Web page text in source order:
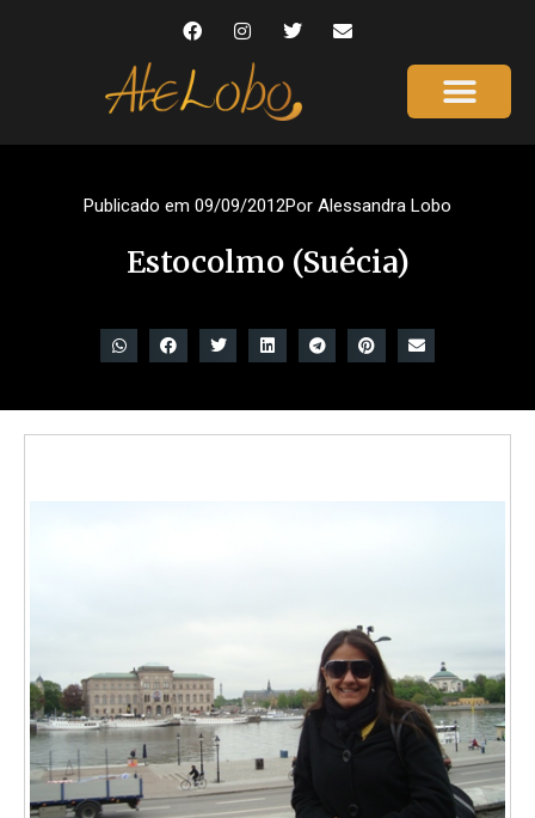
Publicado em 09/09/2012Por Alessandra Lobo
Estocolmo (Suécia)